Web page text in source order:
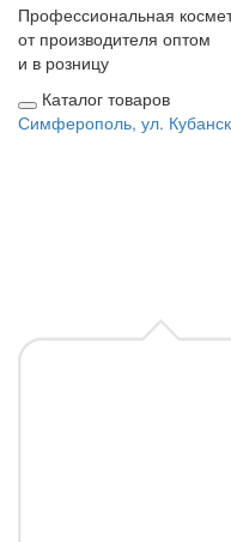
Профессиональная
от производителя оптом
и в розницу
Каталог товаров
Симферополь, ул.